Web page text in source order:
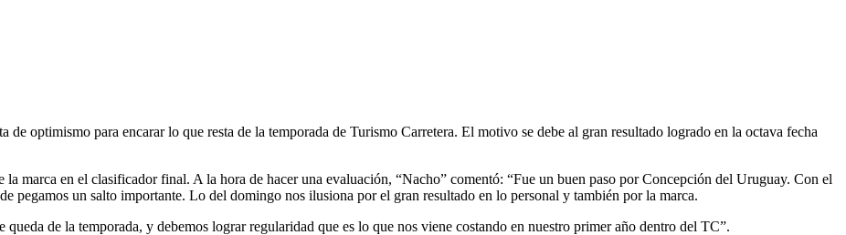
optimismo para encarar lo que resta de la temporada de Turismo Carretera. El motivo se debe al gran resultado logrado en la octava fecha
marca en el clasificador final. A la hora de hacer una evaluación, “Nacho” comentó: “Fue un buen paso por Concepción del Uruguay. Con el
pegamos un salto importante. Lo del domingo nos ilusiona por el gran resultado en lo personal y también por la marca.
de la temporada, y debemos lograr regularidad que es lo que nos viene costando en nuestro primer año dentro del TC”.